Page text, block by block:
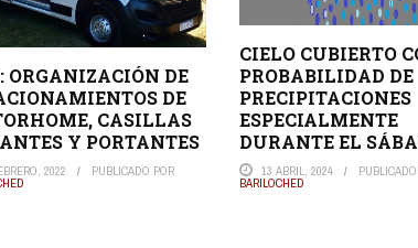
ORGANIZACIÓN DE
DE
CASILLAS
Y PORTANTES
2022 PUBLICADO POR
CIELO CUBIERTO
PROBABILIDAD DE
PRECIPITACIONES
ESPECIALMENTE
DURANTE EL
13 ABRIL, 2024
BARILOCHED